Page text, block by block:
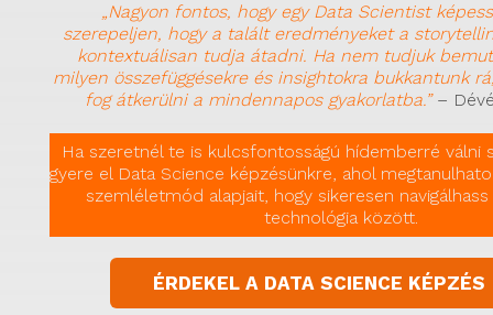
„Nagyon fontos, hogy egy Data Scientist
szerepeljen, hogy a talált eredményeket a
kontextuálisan tudja átadni. Ha nem tudjuk
milyen összefüggésekre és insightokra bukkantunk
fog átkerülni a mindennapos gyakorlatba.” –
Ha szeretnél te is kulcsfontosságú hídemberré válni
gyere el Data Science képzésünkre, ahol
szemléletmód alapjait, hogy sikeresen
technológia között.
ÉRDEKEL A DATA SCIENCE KÉPZÉS